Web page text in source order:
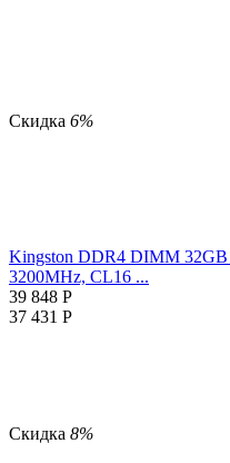
Скидка 6%
Kingston DDR4 DIMM
3200MHz, CL16 ...
39 848 Р
37 431 Р
Скидка 8%